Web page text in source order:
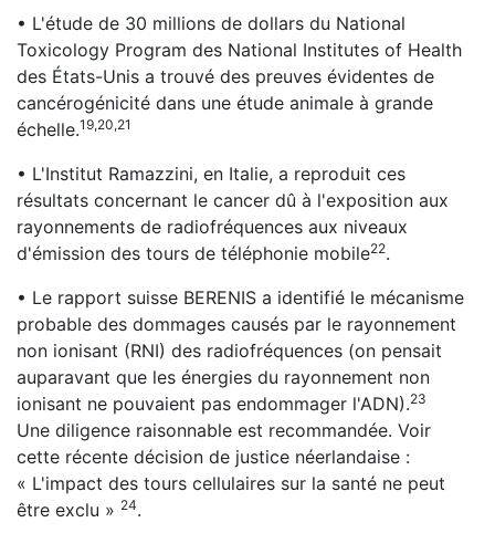
• L'étude de 30 millions de dollars du National
Toxicology Program des National Institutes of Health
des États-Unis a trouvé des preuves évidentes de
cancérogénicité dans une étude animale à grande
échelle.19,20,21
• L'Institut Ramazzini, en Italie, a reproduit ces
résultats concernant le cancer dû à l'exposition aux
rayonnements de radiofréquences aux niveaux
d'émission des tours de téléphonie mobile22.
• Le rapport suisse BERENIS a identifié le mécanisme
probable des dommages causés par le rayonnement
non ionisant (RNI) des radiofréquences (on pensait
auparavant que les énergies du rayonnement non
ionisant ne pouvaient pas endommager l'ADN).23
Une diligence raisonnable est recommandée. Voir
cette récente décision de justice néerlandaise :
« L'impact des tours cellulaires sur la santé ne peut
être exclu » 24.